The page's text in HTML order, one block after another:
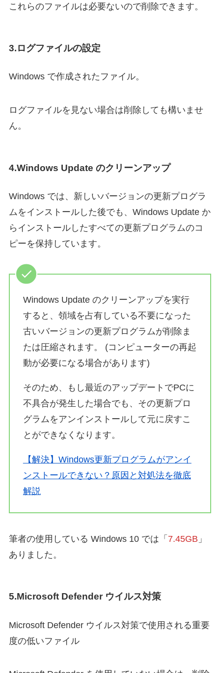
これらのファイルは必要ないので削除できます。
3.ログファイルの設定
Windows で作成されたファイル。
ログファイルを見ない場合は削除しても構いませ
ん。
4.Windows Update のクリーンアップ
Windows では、新しいバージョンの更新プログラ
ムをインストールした後でも、Windows Update か
らインストールしたすべての更新プログラムのコ
ピーを保持しています。
Windows Update のクリーンアップを実行
すると、領域を占有している不要になった
古いバージョンの更新プログラムが削除ま
たは圧縮されます。 (コンピューターの再起
動が必要になる場合があります)
そのため、もし最近のアップデートでPCに
不具合が発生した場合でも、その更新プロ
グラムをアンインストールして元に戻すこ
とができなくなります。
【解決】Windows更新プログラムがアンイ
ンストールできない？原因と対処法を徹底
解説
筆者の使用している Windows 10 では「 7.45GB 」
ありました。
5.Microsoft Defender ウイルス対策
Microsoft Defender ウイルス対策で使用される重要
度の低いファイル